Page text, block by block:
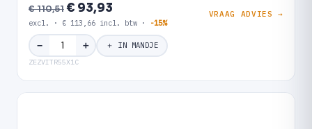
€ 110,51€ 93,93
excl. · € 113,66 incl. btw · -15%
VRAAG ADVIES →
− ＋ ＋ IN MANDJE
ZEZVITR55X1C